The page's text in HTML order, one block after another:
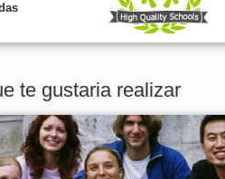
te gustaria realizar